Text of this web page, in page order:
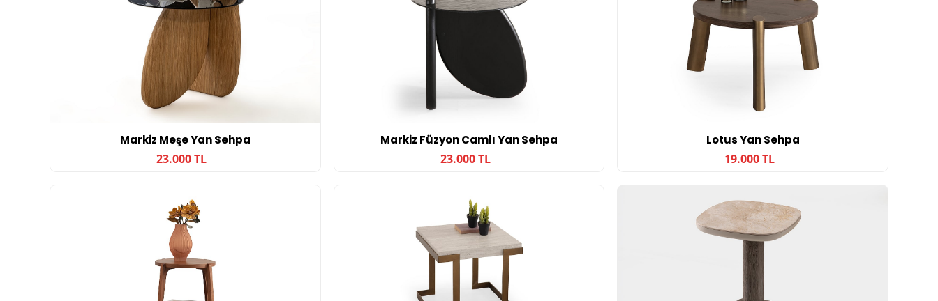
Markiz Meşe Yan Sehpa
23.000 TL
Markiz Füzyon Camlı Yan Sehpa
23.000 TL
Lotus Yan Sehpa
19.000 TL